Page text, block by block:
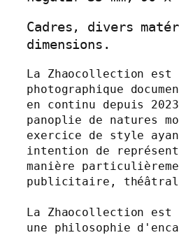
Cadres, divers
dimensions.
La Zhaocollection est
photographique
en continu depuis
panoplie de natures
exercice de style
intention de
manière
publicitaire,
La Zhaocollection
une philosophie